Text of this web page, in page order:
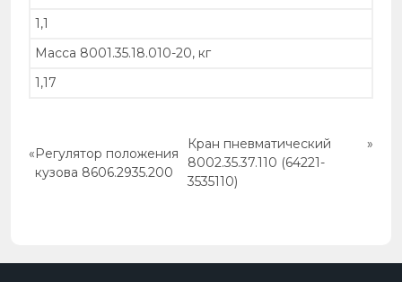
1,1
Масса 8001.35.18.010-20, кг
1,17
«Регулятор положения
кузова 8606.2935.200
Кран пневматический
8002.35.37.110 (64221-
3535110)
»